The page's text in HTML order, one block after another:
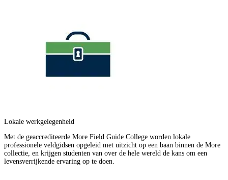
Lokale werkgelegenheid
Met de geaccrediteerde More Field Guide College worden lokale
professionele veldgidsen opgeleid met uitzicht op een baan binnen de More
collectie, en krijgen studenten van over de hele wereld de kans om een
levensverrijkende ervaring op te doen.